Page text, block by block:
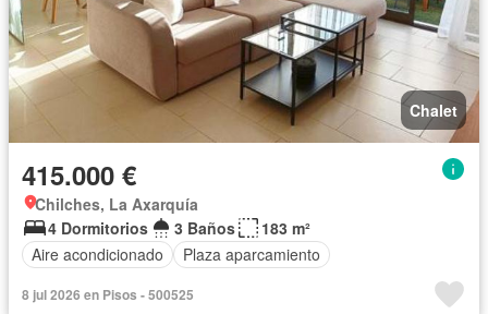
Chalet
415.000 €
Chilches, La Axarquía
4 Dormitorios
3 Baños
183 m²
Aire acondicionado
Plaza aparcamiento
8 jul 2026 en Pisos - 500525